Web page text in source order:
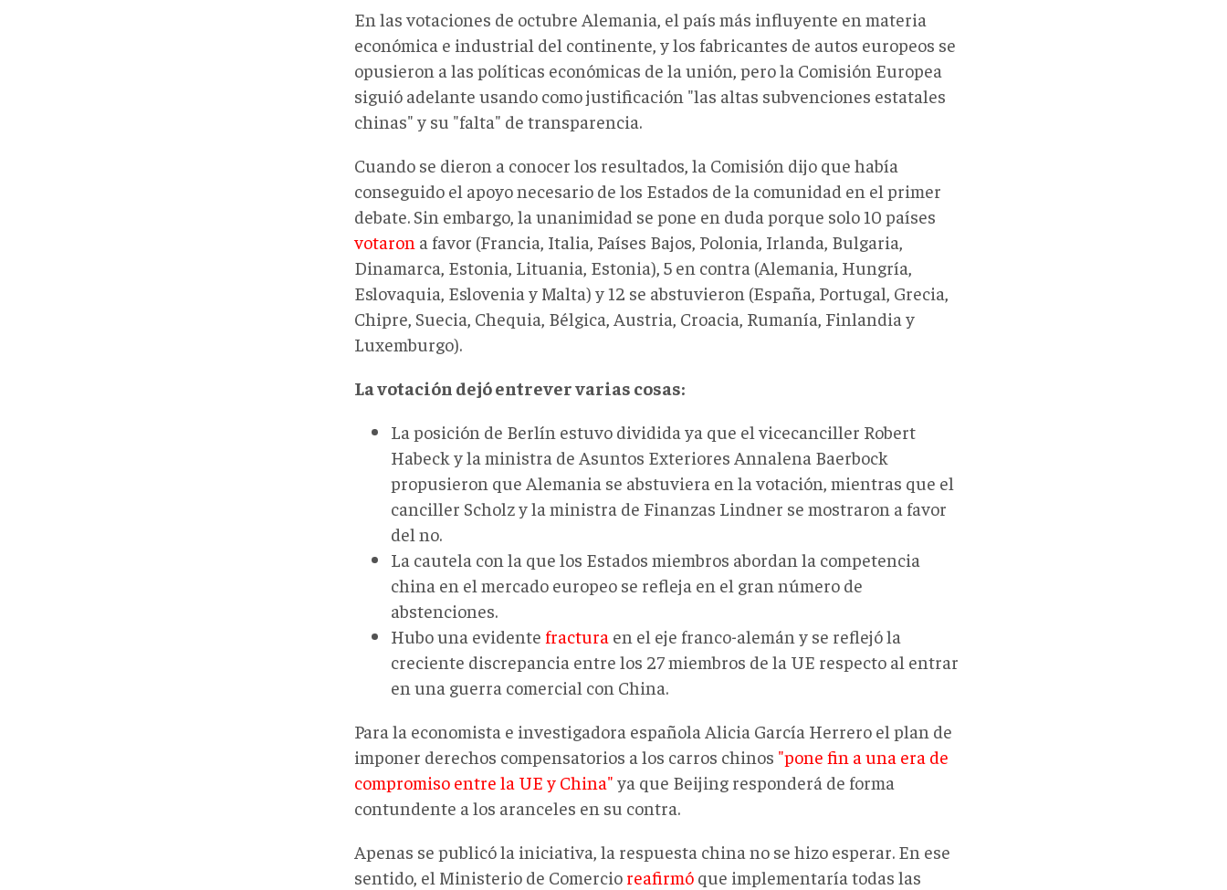
En las votaciones de octubre Alemania, el país más influyente en materia
económica e industrial del continente, y los fabricantes de autos europeos se
opusieron a las políticas económicas de la unión, pero la Comisión Europea
siguió adelante usando como justificación "las altas subvenciones estatales
chinas" y su "falta" de transparencia.
Cuando se dieron a conocer los resultados, la Comisión dijo que había
conseguido el apoyo necesario de los Estados de la comunidad en el primer
debate. Sin embargo, la unanimidad se pone en duda porque solo 10 países
votaron a favor (Francia, Italia, Países Bajos, Polonia, Irlanda, Bulgaria,
Dinamarca, Estonia, Lituania, Estonia), 5 en contra (Alemania, Hungría,
Eslovaquia, Eslovenia y Malta) y 12 se abstuvieron (España, Portugal, Grecia,
Chipre, Suecia, Chequia, Bélgica, Austria, Croacia, Rumanía, Finlandia y
Luxemburgo).
La votación dejó entrever varias cosas:
La posición de Berlín estuvo dividida ya que el vicecanciller Robert
Habeck y la ministra de Asuntos Exteriores Annalena Baerbock
propusieron que Alemania se abstuviera en la votación, mientras que el
canciller Scholz y la ministra de Finanzas Lindner se mostraron a favor
del no.
La cautela con la que los Estados miembros abordan la competencia
china en el mercado europeo se refleja en el gran número de
abstenciones.
Hubo una evidente fractura en el eje franco-alemán y se reflejó la
creciente discrepancia entre los 27 miembros de la UE respecto al entrar
en una guerra comercial con China.
Para la economista e investigadora española Alicia García Herrero el plan de
imponer derechos compensatorios a los carros chinos "pone fin a una era de
compromiso entre la UE y China" ya que Beijing responderá de forma
contundente a los aranceles en su contra.
Apenas se publicó la iniciativa, la respuesta china no se hizo esperar. En ese
sentido, el Ministerio de Comercio reafirmó que implementaría todas las